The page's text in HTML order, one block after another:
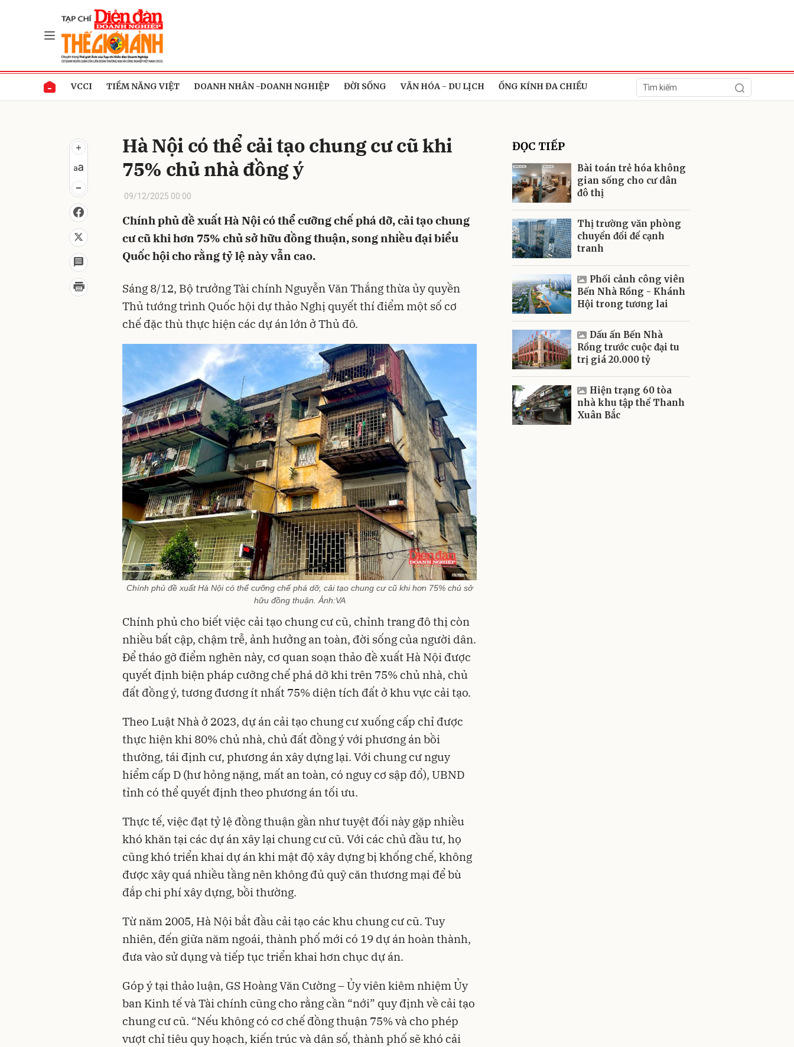
VCCI TIỀM NĂNG VIỆT DOANH NHÂN -DOANH NGHIỆP ĐỜI SỐNG VĂN HÓA - DU LỊCH ỐNG KÍNH ĐA CHIỀU
Hà Nội có thể cải tạo chung cư cũ khi
75% chủ nhà đồng ý
09/12/2025 00:00
Chính phủ đề xuất Hà Nội có thể cưỡng chế phá dỡ, cải tạo chung
cư cũ khi hơn 75% chủ sở hữu đồng thuận, song nhiều đại biểu
Quốc hội cho rằng tỷ lệ này vẫn cao.
Sáng 8/12, Bộ trưởng Tài chính Nguyễn Văn Thắng thừa ủy quyền
Thủ tướng trình Quốc hội dự thảo Nghị quyết thí điểm một số cơ
chế đặc thù thực hiện các dự án lớn ở Thủ đô.
Chính phủ đề xuất Hà Nội có thể cưỡng chế phá dỡ, cải tạo chung cư cũ khi hơn 75% chủ sở
hữu đồng thuận. Ảnh:VA
Chính phủ cho biết việc cải tạo chung cư cũ, chỉnh trang đô thị còn
nhiều bất cập, chậm trễ, ảnh hưởng an toàn, đời sống của người dân.
Để tháo gỡ điểm nghẽn này, cơ quan soạn thảo đề xuất Hà Nội được
quyết định biện pháp cưỡng chế phá dỡ khi trên 75% chủ nhà, chủ
đất đồng ý, tương đương ít nhất 75% diện tích đất ở khu vực cải tạo.
Theo Luật Nhà ở 2023, dự án cải tạo chung cư xuống cấp chỉ được
thực hiện khi 80% chủ nhà, chủ đất đồng ý với phương án bồi
thường, tái định cư, phương án xây dựng lại. Với chung cư nguy
hiểm cấp D (hư hỏng nặng, mất an toàn, có nguy cơ sập đổ), UBND
tỉnh có thể quyết định theo phương án tối ưu.
Thực tế, việc đạt tỷ lệ đồng thuận gần như tuyệt đối này gặp nhiều
khó khăn tại các dự án xây lại chung cư cũ. Với các chủ đầu tư, họ
cũng khó triển khai dự án khi mật độ xây dựng bị khống chế, không
được xây quá nhiều tầng nên không đủ quỹ căn thương mại để bù
đắp chi phí xây dựng, bồi thường.
Từ năm 2005, Hà Nội bắt đầu cải tạo các khu chung cư cũ. Tuy
nhiên, đến giữa năm ngoái, thành phố mới có 19 dự án hoàn thành,
đưa vào sử dụng và tiếp tục triển khai hơn chục dự án.
Góp ý tại thảo luận, GS Hoàng Văn Cường – Ủy viên kiêm nhiệm Ủy
ban Kinh tế và Tài chính cũng cho rằng cần “nới” quy định về cải tạo
chung cư cũ. “Nếu không có cơ chế đồng thuận 75% và cho phép
vượt chỉ tiêu quy hoạch, kiến trúc và dân số, thành phố sẽ khó cải
ĐỌC TIẾP
Bài toán trẻ hóa không
gian sống cho cư dân
đô thị
Thị trường văn phòng
chuyển đổi để cạnh
tranh
Phối cảnh công viên
Bến Nhà Rồng - Khánh
Hội trong tương lai
Dấu ấn Bến Nhà
Rồng trước cuộc đại tu
trị giá 20.000 tỷ
Hiện trạng 60 tòa
nhà khu tập thể Thanh
Xuân Bắc
Gửi